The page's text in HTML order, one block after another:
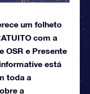
um folheto
com a
OSR e Presente
está
toda a
a